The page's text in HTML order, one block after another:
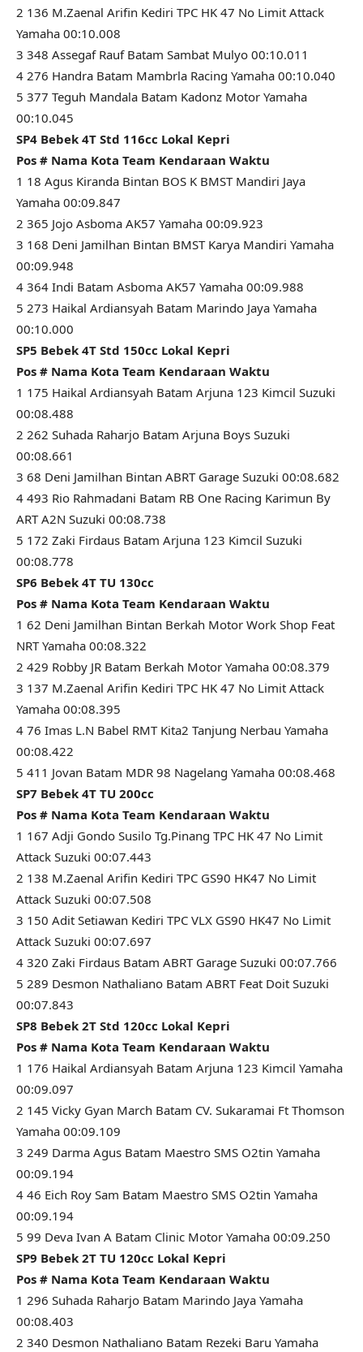
2 136 M.Zaenal Arifin Kediri TPC HK 47 No Limit Attack
Yamaha 00:10.008
3 348 Assegaf Rauf Batam Sambat Mulyo 00:10.011
4 276 Handra Batam Mambrla Racing Yamaha 00:10.040
5 377 Teguh Mandala Batam Kadonz Motor Yamaha
00:10.045
SP4 Bebek 4T Std 116cc Lokal Kepri
Pos # Nama Kota Team Kendaraan Waktu
1 18 Agus Kiranda Bintan BOS K BMST Mandiri Jaya
Yamaha 00:09.847
2 365 Jojo Asboma AK57 Yamaha 00:09.923
3 168 Deni Jamilhan Bintan BMST Karya Mandiri Yamaha
00:09.948
4 364 Indi Batam Asboma AK57 Yamaha 00:09.988
5 273 Haikal Ardiansyah Batam Marindo Jaya Yamaha
00:10.000
SP5 Bebek 4T Std 150cc Lokal Kepri
Pos # Nama Kota Team Kendaraan Waktu
1 175 Haikal Ardiansyah Batam Arjuna 123 Kimcil Suzuki
00:08.488
2 262 Suhada Raharjo Batam Arjuna Boys Suzuki
00:08.661
3 68 Deni Jamilhan Bintan ABRT Garage Suzuki 00:08.682
4 493 Rio Rahmadani Batam RB One Racing Karimun By
ART A2N Suzuki 00:08.738
5 172 Zaki Firdaus Batam Arjuna 123 Kimcil Suzuki
00:08.778
SP6 Bebek 4T TU 130cc
Pos # Nama Kota Team Kendaraan Waktu
1 62 Deni Jamilhan Bintan Berkah Motor Work Shop Feat
NRT Yamaha 00:08.322
2 429 Robby JR Batam Berkah Motor Yamaha 00:08.379
3 137 M.Zaenal Arifin Kediri TPC HK 47 No Limit Attack
Yamaha 00:08.395
4 76 Imas L.N Babel RMT Kita2 Tanjung Nerbau Yamaha
00:08.422
5 411 Jovan Batam MDR 98 Nagelang Yamaha 00:08.468
SP7 Bebek 4T TU 200cc
Pos # Nama Kota Team Kendaraan Waktu
1 167 Adji Gondo Susilo Tg.Pinang TPC HK 47 No Limit
Attack Suzuki 00:07.443
2 138 M.Zaenal Arifin Kediri TPC GS90 HK47 No Limit
Attack Suzuki 00:07.508
3 150 Adit Setiawan Kediri TPC VLX GS90 HK47 No Limit
Attack Suzuki 00:07.697
4 320 Zaki Firdaus Batam ABRT Garage Suzuki 00:07.766
5 289 Desmon Nathaliano Batam ABRT Feat Doit Suzuki
00:07.843
SP8 Bebek 2T Std 120cc Lokal Kepri
Pos # Nama Kota Team Kendaraan Waktu
1 176 Haikal Ardiansyah Batam Arjuna 123 Kimcil Yamaha
00:09.097
2 145 Vicky Gyan March Batam CV. Sukaramai Ft Thomson
Yamaha 00:09.109
3 249 Darma Agus Batam Maestro SMS O2tin Yamaha
00:09.194
4 46 Eich Roy Sam Batam Maestro SMS O2tin Yamaha
00:09.194
5 99 Deva Ivan A Batam Clinic Motor Yamaha 00:09.250
SP9 Bebek 2T TU 120cc Lokal Kepri
Pos # Nama Kota Team Kendaraan Waktu
1 296 Suhada Raharjo Batam Marindo Jaya Yamaha
00:08.403
2 340 Desmon Nathaliano Batam Rezeki Baru Yamaha